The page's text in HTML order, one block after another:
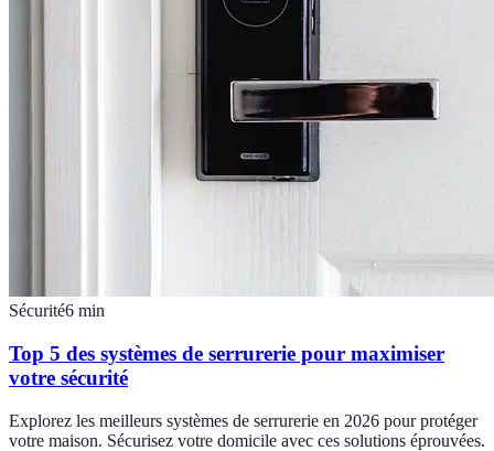
Sécurité6 min
Top 5 des systèmes de serrurerie pour maximiser
votre sécurité
Explorez les meilleurs systèmes de serrurerie en 2026 pour protéger
votre maison. Sécurisez votre domicile avec ces solutions éprouvées.